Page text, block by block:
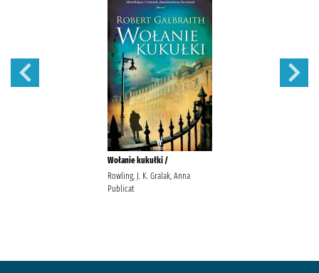
Wołanie kukułki /
Rowling, J. K. Gralak, Anna
Publicat